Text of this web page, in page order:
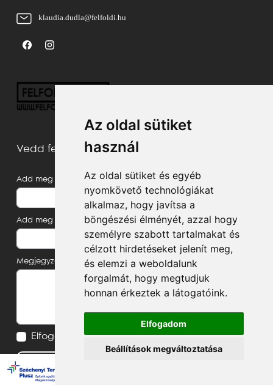
Az oldal sütiket
használ
Az oldal sütiket és egyéb
nyomkövető technológiákat
alkalmaz, hogy javítsa a
böngészési élményét, azzal hogy
személyre szabott tartalmakat és
célzott hirdetéseket jelenít meg,
és elemzi a weboldalunk
forgalmát, hogy megtudjuk
honnan érkeztek a látogatóink.
Elfogadom
Beállítások megváltoztatása
klaudia.dudla@felfoldi.hu
Vedd fel velünk a kapcsolatot
Add meg a neved
Add meg az e-mail címed
Megjegyzés, üzenet
Elfogadom azAdatvédelmi tájékoztatót